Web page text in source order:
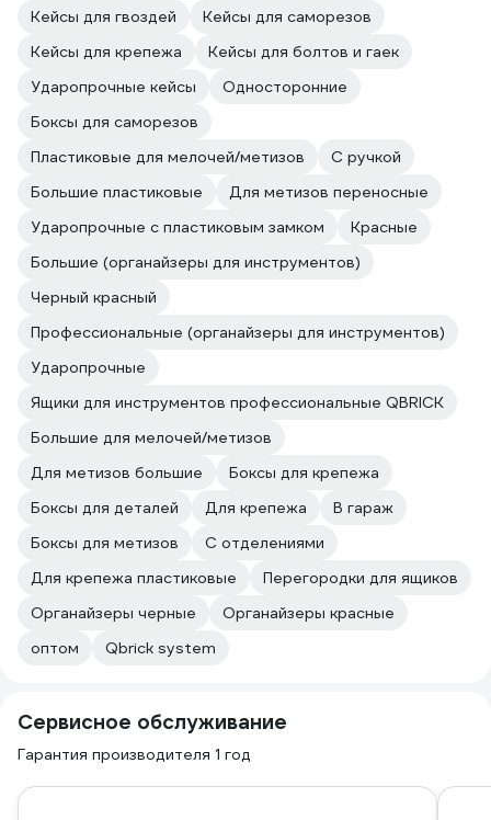
Кейсы для гвоздей
Кейсы для саморезов
Кейсы для крепежа
Кейсы для болтов и гаек
Ударопрочные кейсы
Односторонние
Боксы для саморезов
Пластиковые для мелочей/метизов
С ручкой
Большие пластиковые
Для метизов переносные
Ударопрочные с пластиковым замком
Красные
Большие (органайзеры для инструментов)
Черный красный
Профессиональные (органайзеры для инструментов)
Ударопрочные
Ящики для инструментов профессиональные QBRICK
Большие для мелочей/метизов
Для метизов большие
Боксы для крепежа
Боксы для деталей
Для крепежа
В гараж
Боксы для метизов
С отделениями
Для крепежа пластиковые
Перегородки для ящиков
Органайзеры черные
Органайзеры красные
оптом
Qbrick system
Сервисное обслуживание
Гарантия производителя 1 год